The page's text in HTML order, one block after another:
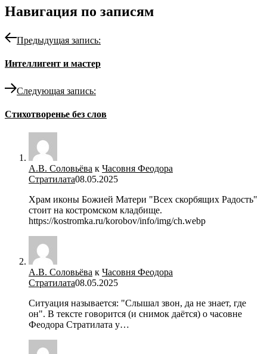
Навигация по записям
Предыдущая запись:
Интеллигент и мастер
Следующая запись:
Стихотворенье без слов
А.В. Соловьёва к Часовня Феодора
Стратилата08.05.2025
Храм иконы Божией Матери "Всех скорбящих Радость"
стоит на костромском кладбище.
https://kostromka.ru/korobov/info/img/ch.webp
А.В. Соловьёва к Часовня Феодора
Стратилата08.05.2025
Ситуация называется: "Слышал звон, да не знает, где
он". В тексте говорится (и снимок даётся) о часовне
Феодора Стратилата у…